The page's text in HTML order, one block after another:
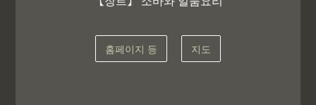
홈페이지 등 지도